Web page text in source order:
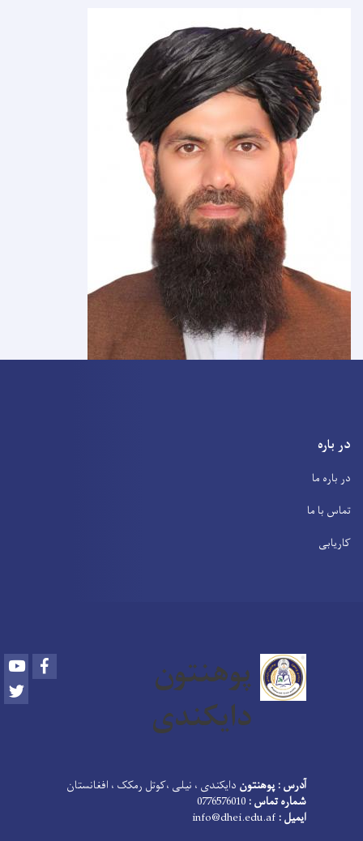
در باره
در باره ما
تماس با ما
کاریابی
پوهنتون
دایکندی
Youtube
آدرس : پوهنتون دایکندی ، نیلی ،کوتل رمکک ، افغانستان
شماره تماس :
ایمیل :